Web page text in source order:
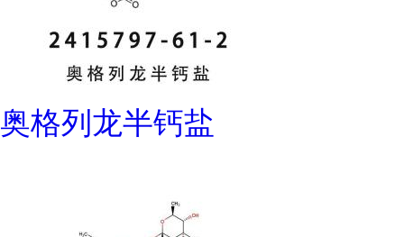
奥格列龙半钙盐